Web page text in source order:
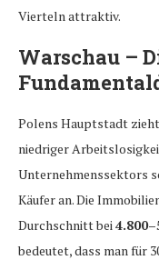
Vierteln attraktiv.
Warschau –
Polens Hauptstadt
niedriger
Unternehmenssektors
Käufer an. Die
Durchschnitt bei
bedeutet, dass man für